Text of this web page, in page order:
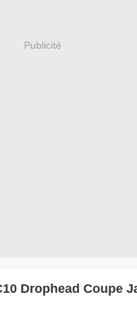
Publicité
Drophead Coupe